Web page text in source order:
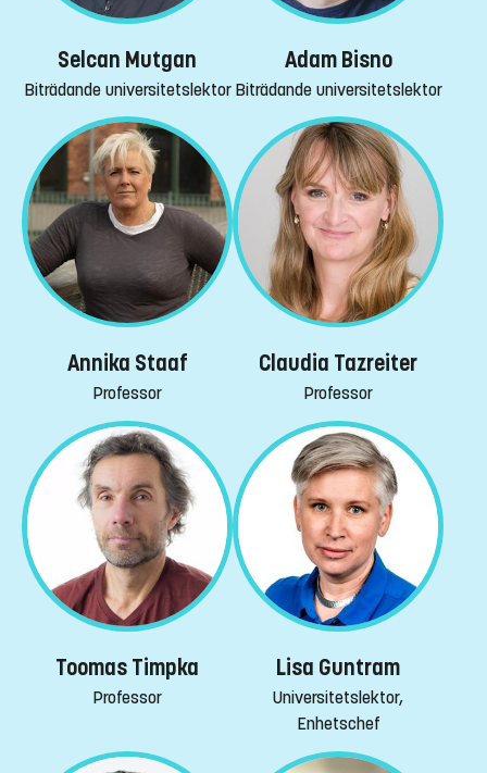
Selcan Mutgan
Biträdande universitetslektor
Adam Bisno
Biträdande universitetslektor
Annika Staaf
Professor
Claudia Tazreiter
Professor
Toomas Timpka
Professor
Lisa Guntram
Universitetslektor,
Enhetschef